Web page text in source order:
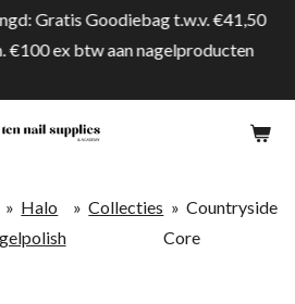
Gratis Goodiebag t.w.v. €41,50
€100 ex btw aan nagelproducten
» Halo
gelpolish
» Collecties » Countryside
Core